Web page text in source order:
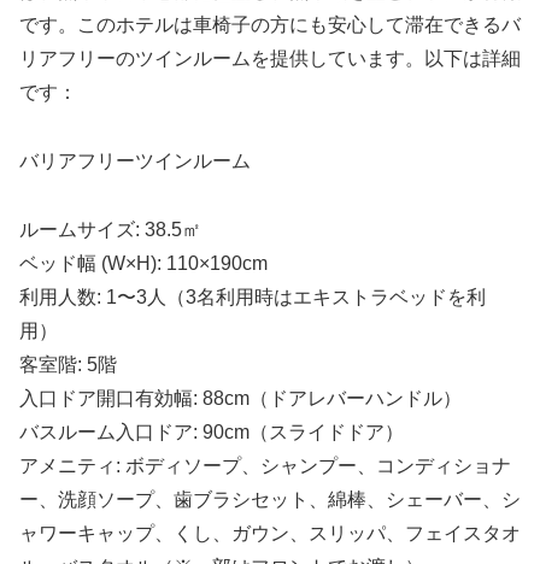
です。このホテルは車椅子の方にも安心して滞在できるバ
リアフリーのツインルームを提供しています。以下は詳細
です：
バリアフリーツインルーム
ルームサイズ: 38.5㎡
ベッド幅 (W×H): 110×190cm
利用人数: 1〜3人（3名利用時はエキストラベッドを利
用）
客室階: 5階
入口ドア開口有効幅: 88cm（ドアレバーハンドル）
バスルーム入口ドア: 90cm（スライドドア）
アメニティ: ボディソープ、シャンプー、コンディショナ
ー、洗顔ソープ、歯ブラシセット、綿棒、シェーバー、シ
ャワーキャップ、くし、ガウン、スリッパ、フェイスタオ